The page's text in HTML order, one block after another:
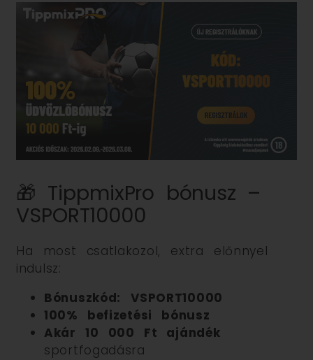
🎁 TippmixPro bónusz –
VSPORT10000
Ha most csatlakozol, extra előnnyel
indulsz:
Bónuszkód:
VSPORT10000
100% befizetési bónusz
Akár 10 000 Ft ajándék
sportfogadásra